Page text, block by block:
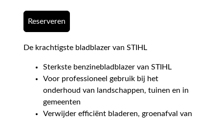
Reserveren
De krachtigste bladblazer van STIHL
Sterkste benzinebladblazer van STIHL
Voor professioneel gebruik bij het
onderhoud van landschappen, tuinen en in
gemeenten
Verwijder efficiënt bladeren, groenafval van